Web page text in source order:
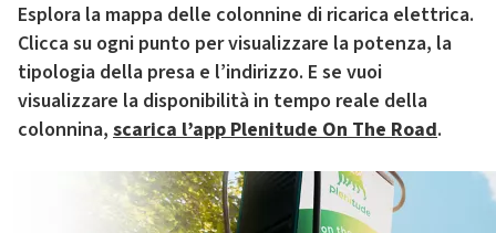
Esplora la mappa delle colonnine di ricarica elettrica.
Clicca su ogni punto per visualizzare la potenza, la
tipologia della presa e l’indirizzo. E se vuoi
visualizzare la disponibilità in tempo reale della
colonnina, scarica l’app Plenitude On The Road.